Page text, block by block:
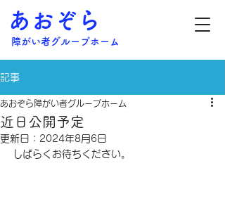
あおぞら
障がい者グループホーム
記事
近日公開予定
あおぞら障がい者グループホーム
更新日： 2024年8月6日
しばらくお待ちください。